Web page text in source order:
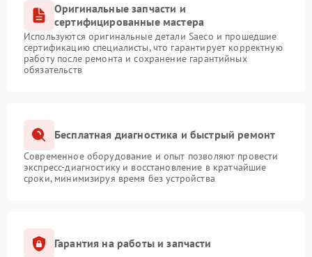
Оригинальные запчасти и
сертифицированные мастера
Используются оригинальные детали Saeco и прошедшие
сертификацию специалисты, что гарантирует корректную
работу после ремонта и сохранение гарантийных
обязательств
Бесплатная диагностика и быстрый ремонт
Современное оборудование и опыт позволяют провести
экспресс-диагностику и восстановление в кратчайшие
сроки, минимизируя время без устройства
Гарантия на работы и запчасти